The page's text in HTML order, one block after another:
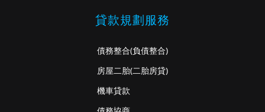
貸款規劃服務
債務整合(負債整合)
房屋二胎(二胎房貸)
機車貸款